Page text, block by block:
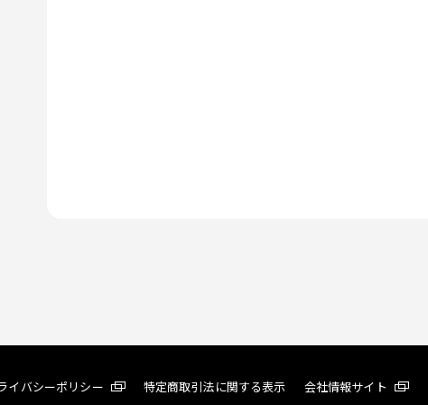
イバシーポリシー 特定商取引法に関する表示 会社情報サイト